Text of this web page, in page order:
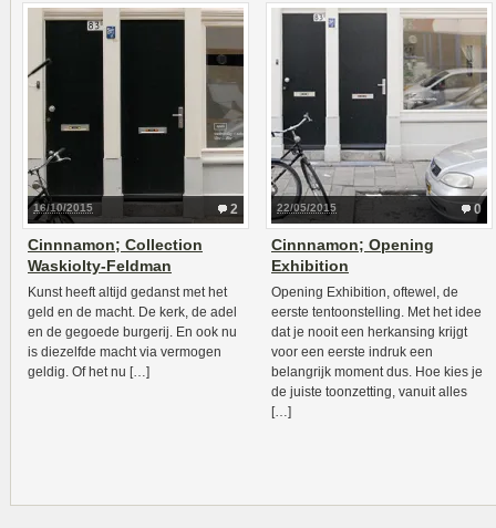
2
16/10/2015
Cinnnamon; Collection
Waskiolty-Feldman
Kunst heeft altijd gedanst met het
geld en de macht. De kerk, de adel
en de gegoede burgerij. En ook nu
is diezelfde macht via vermogen
geldig. Of het nu […]
0
22/05/2015
Cinnnamon; Opening
Exhibition
Opening Exhibition, oftewel, de
eerste tentoonstelling. Met het idee
dat je nooit een herkansing krijgt
voor een eerste indruk een
belangrijk moment dus. Hoe kies je
de juiste toonzetting, vanuit alles
[…]